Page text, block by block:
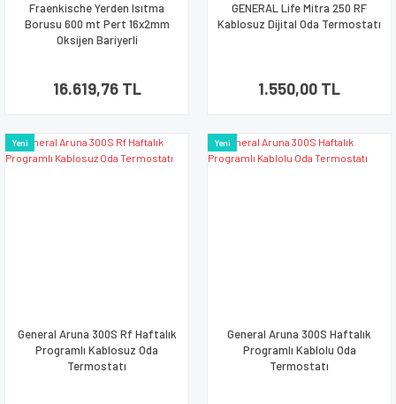
Fraenkische Yerden Isıtma
Borusu 600 mt Pert 16x2mm
Oksijen Bariyerli
16.619,76 TL
GENERAL Life Mitra 250 RF
Kablosuz Dijital Oda Termostatı
1.550,00 TL
Yeni
General Aruna 300S Rf Haftalık
Programlı Kablosuz Oda
Termostatı
Yeni
General Aruna 300S Haftalık
Programlı Kablolu Oda
Termostatı